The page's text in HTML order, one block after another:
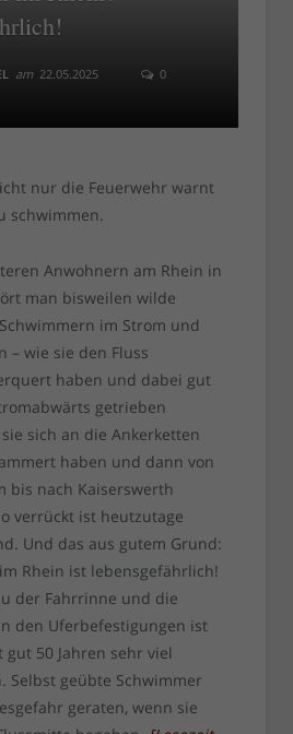
am 22.05.2025
0
nur die Feuerwehr warnt
schwimmen.
Anwohnern am Rhein in
man bisweilen wilde
im Strom und
– wie sie den Fluss
haben und dabei gut
getrieben
sich an die Ankerketten
haben und dann von
bis nach Kaiserswerth
verrückt ist heutzutage
Und das aus gutem Grund:
Rhein ist lebensgefährlich!
der Fahrrinne und die
den Uferbefestigungen ist
50 Jahren sehr viel
Selbst geübte Schwimmer
geraten, wenn sie